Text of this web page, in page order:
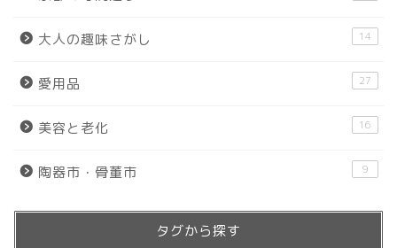
大人の趣味さがし 14
愛用品 27
美容と老化 16
陶器市・骨董市 9
タグから探す